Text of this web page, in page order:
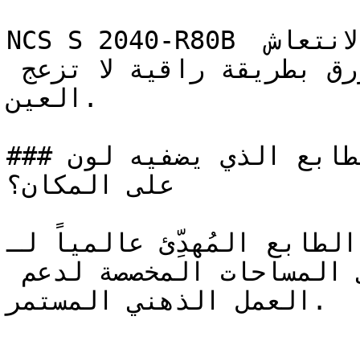
NCS S 2040-R80B أزرق فاتح وهادئ، يوفر الانتعاش
العين.
### ما هو الطابع الذي يضفيه لون NCS S 2040-R80B
على المكان؟
الطابع المُهدِّئ عالمياً لـ NCS S 2040-R80B يجعله
العمل الذهني المستمر.